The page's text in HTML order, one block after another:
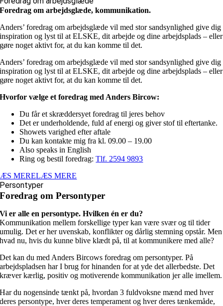
Foredrag om arbejdsglæde, kommunikation.
Anders’ foredrag om arbejdsglæde vil med stor sandsynlighed give dig
inspiration og lyst til at ELSKE, dit arbejde og dine arbejdsplads – eller
gøre noget aktivt for, at du kan komme til det.
Anders’ foredrag om arbejdsglæde vil med stor sandsynlighed give dig
inspiration og lyst til at ELSKE, dit arbejde og dine arbejdsplads – eller
gøre noget aktivt for, at du kan komme til det.
Hvorfor vælge et foredrag med Anders Bircow:
Du får et skræddersyet foredrag til jeres behov
Det er underholdende, fuld af energi og giver stof til eftertanke.
Showets varighed efter aftale
Du kan kontakte mig fra kl. 09.00 – 19.00
Also speaks in English
Ring og bestil foredrag:Tlf. 2594 9893
MERELÆS MERE
Persontyper
Foredrag om Persontyper
Vi er alle en persontype. Hvilken én er du?
Kommunikation mellem forskellige typer kan være svær og til tider
umulig. Det er her uvenskab, konflikter og dårlig stemning opstår. Men
hvad nu, hvis du kunne blive klædt på, til at kommunikere med alle?
Det kan du med Anders Bircows foredrag om persontyper. På
arbejdspladsen har I brug for hinanden for at yde det allerbedste. Det
kræver kærlig, positiv og motiverende kommunikation jer alle imellem.
Har du nogensinde tænkt på, hvordan 3 fuldvoksne mænd med hver
deres persontype, hver deres temperament og hver deres tænkemåde,